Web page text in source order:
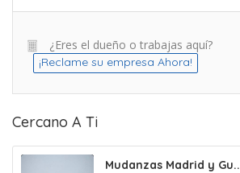
¿Eres el dueño o trabajas aquí?
¡Reclame su empresa Ahora!
Cercano A Ti
Mudanzas Madrid y Gu..